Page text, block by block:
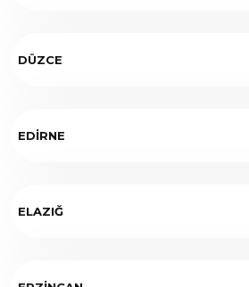
DÜZCE
EDİRNE
ELAZIĞ